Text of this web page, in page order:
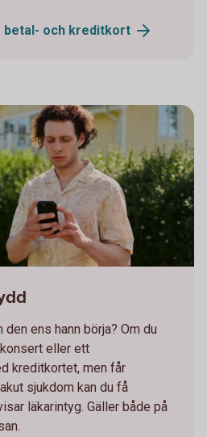
betal- och kreditkort
ens hann börja? Om du
eller ett
kreditkortet, men får
sjukdom kan du få
läkarintyg. Gäller både på